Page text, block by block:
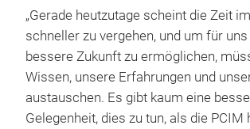
„Gerade heutzutage scheint die Zeit
schneller zu vergehen, und um für
bessere Zukunft zu ermöglichen,
Wissen, unsere Erfahrungen und
austauschen. Es gibt kaum eine
Gelegenheit, dies zu tun, als die PCIM